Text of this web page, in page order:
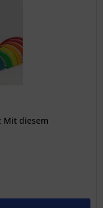
Mit diesem